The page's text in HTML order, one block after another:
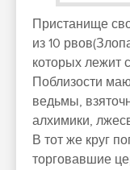
Пристанище
из 10
которых лежит
Поблизости
ведьмы,
алхимики,
В тот же круг
торговавшие